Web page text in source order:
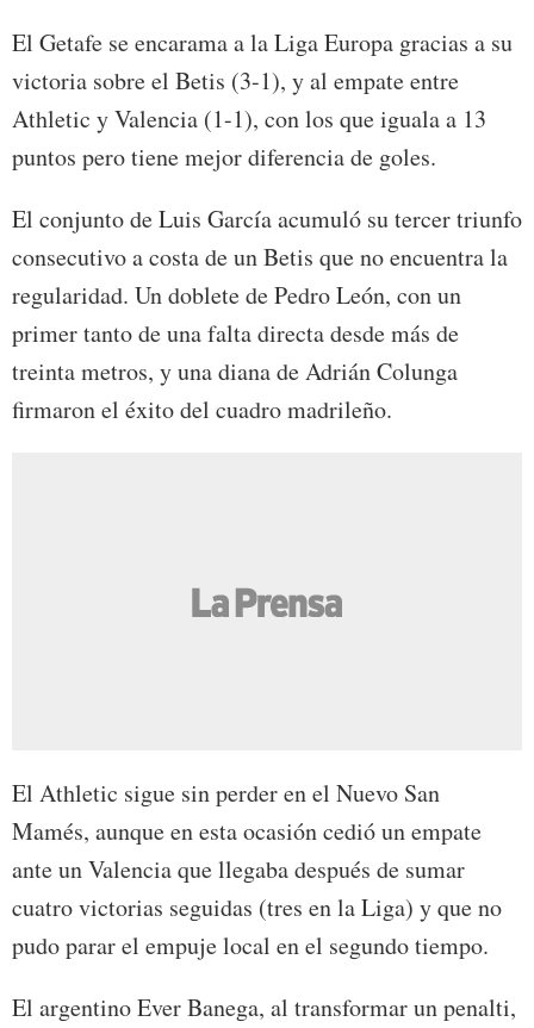
El Getafe se encarama a la Liga Europa gracias a su
victoria sobre el Betis (3-1), y al empate entre
Athletic y Valencia (1-1), con los que iguala a 13
puntos pero tiene mejor diferencia de goles.
El conjunto de Luis García acumuló su tercer triunfo
consecutivo a costa de un Betis que no encuentra la
regularidad. Un doblete de Pedro León, con un
primer tanto de una falta directa desde más de
treinta metros, y una diana de Adrián Colunga
firmaron el éxito del cuadro madrileño.
El Athletic sigue sin perder en el Nuevo San
Mamés, aunque en esta ocasión cedió un empate
ante un Valencia que llegaba después de sumar
cuatro victorias seguidas (tres en la Liga) y que no
pudo parar el empuje local en el segundo tiempo.
El argentino Ever Banega, al transformar un penalti,